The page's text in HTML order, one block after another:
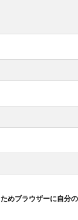
めブラウザーに自分